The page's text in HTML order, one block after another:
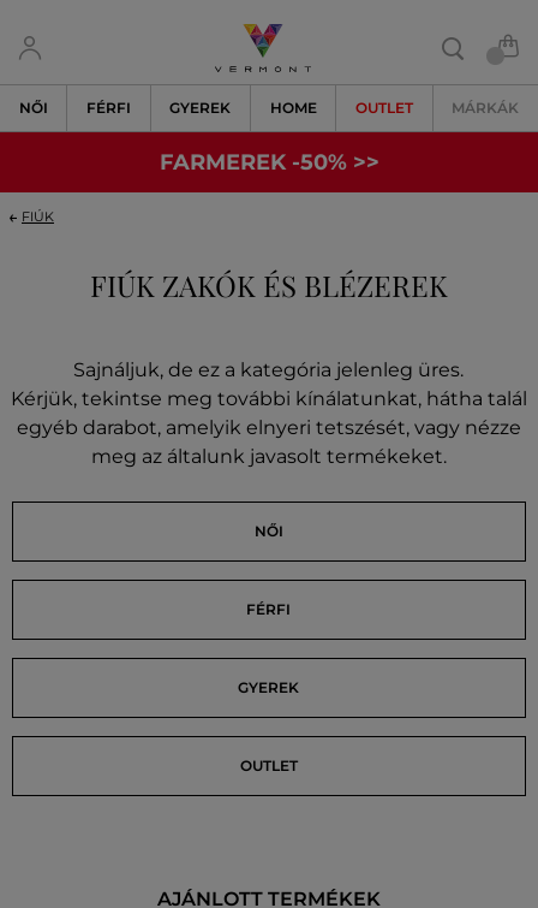
NŐI FÉRFI GYEREK HOME OUTLET MÁRKÁK
FARMEREK -50% >>
FIÚK
FIÚK ZAKÓK ÉS BLÉZEREK
Sajnáljuk, de ez a kategória jelenleg üres.
Kérjük, tekintse meg további kínálatunkat, hátha talál
egyéb darabot, amelyik elnyeri tetszését, vagy nézze
meg az általunk javasolt termékeket.
NŐI
FÉRFI
GYEREK
OUTLET
AJÁNLOTT TERMÉKEK